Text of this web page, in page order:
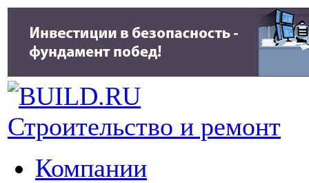
Строительство и ремонт
Компании